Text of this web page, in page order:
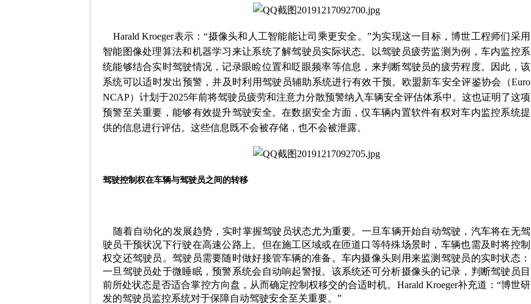
Harald Kroeger表示：“摄像头和人工智能能让司乘更安全。”为实现这一目标，博世工程师们采用
智能图像处理算法和机器学习来让系统了解驾驶员实际状态。以驾驶员疲劳监测为例，车内监控系
统能够结合实时驾驶情况，记录眼睑位置和眨眼频率等信息，来判断驾驶员的疲劳程度。因此，该
系统可以适时发出预警，并及时利用驾驶员辅助系统进行有效干预。欧盟新车安全评鉴协会（Euro
NCAP）计划于2025年前将驾驶员疲劳和注意力分散预警纳入车辆安全评估体系中。这也证明了这项
预警至关重要，能够有效提升驾驶安全。在数据安全方面，仅车辆内置软件有权对车内监控系统提
供的信息进行评估。这些信息既不会被存储，也不会被泄露。
驾驶控制权在车辆与驾驶员之间的转移
随着自动化的发展趋势，实时掌握驾驶员状态尤为重要。一旦车辆开始自动驾驶，汽车将在无驾
驶员干预状况下行驶在高速公路上。但在施工区域或在匝道口等特殊场景时，车辆也需及时将控制
权交还驾驶员。驾驶员需要随时做好接管车辆的准备。车内摄像头则用来监测驾驶员的实时状态：
一旦驾驶员处于微睡眠，预警系统会自动响起警报。该系统还可分析摄像头的记录，判断驾驶员目
前所处状态是否适合掌控方向盘，从而确定控制权移交的合适时机。 Harald Kroeger补充道：“博世研
发的驾驶员监控系统对于保障自动驾驶安全至关重要。”